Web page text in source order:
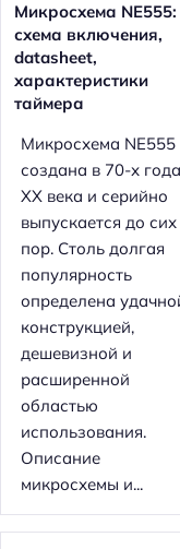
Микросхема NE555:
схема включения,
datasheet,
характеристики
таймера
Микросхема NE555
создана в 70-х
XX века и серийно
выпускается до сих
пор. Столь долгая
популярность
определена
конструкцией,
дешевизной и
расширенной
областью
использования.
Описание
микросхемы и...